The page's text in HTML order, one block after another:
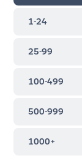
1-24
25-99
100-499
500-999
1000+